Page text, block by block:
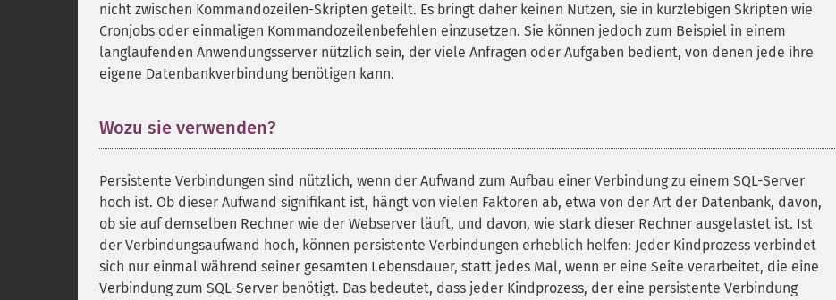
nicht zwischen Kommandozeilen-Skripten geteilt. Es bringt daher keinen Nutzen, sie in kurzlebigen Skripten wie
Cronjobs oder einmaligen Kommandozeilenbefehlen einzusetzen. Sie können jedoch zum Beispiel in einem
langlaufenden Anwendungsserver nützlich sein, der viele Anfragen oder Aufgaben bedient, von denen jede ihre
eigene Datenbankverbindung benötigen kann.
Wozu sie verwenden?
Persistente Verbindungen sind nützlich, wenn der Aufwand zum Aufbau einer Verbindung zu einem SQL-Server
hoch ist. Ob dieser Aufwand signifikant ist, hängt von vielen Faktoren ab, etwa von der Art der Datenbank, davon,
ob sie auf demselben Rechner wie der Webserver läuft, und davon, wie stark dieser Rechner ausgelastet ist. Ist
der Verbindungsaufwand hoch, können persistente Verbindungen erheblich helfen: Jeder Kindprozess verbindet
sich nur einmal während seiner gesamten Lebensdauer, statt jedes Mal, wenn er eine Seite verarbeitet, die eine
Verbindung zum SQL-Server benötigt. Das bedeutet, dass jeder Kindprozess, der eine persistente Verbindung